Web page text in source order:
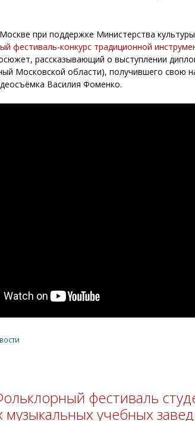
при поддержке Министерства
фестиваль-конкурс традиционной
рассказывающий о выступлении
Московской области), получившего свою
Василия Фоменко.
фестиваль
музыкальных учебных